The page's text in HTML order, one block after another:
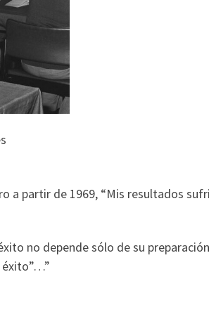
a partir de 1969, “Mis resultados
no depende sólo de su preparación
éxito”…”